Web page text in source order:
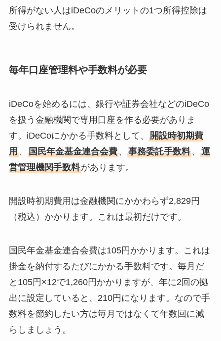
所得がない人はiDeCoのメリットの1つ所得控除は
受けられません。
毎年口座管理料や手数料が必要
iDeCoを始めるには、銀行や証券会社などのiDeCo
を扱う金融機関で専用口座を作る必要がありま
す。iDeCoにかかる手数料として、 開設時初期費
用、 国民年金基金連合会費、 事務委託手数料、 運
営管理機関手数料があります。
開設時初期費用は金融機関にかかわらず2,829円
（税込）かかります。これは最初だけです。
国民年金基金連合会費は105円かかります。これは
掛金を納付するたびにかかる手数料です。毎月だ
と105円×12で1,260円かかりますが、年に2回の拠
出に設定していると、210円になります。なので手
数料を節約したい方は毎月ではなくて年数回に減
らしましょう。